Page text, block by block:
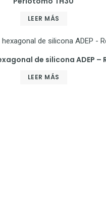
LEER MÁS
de silicona ADEP –
LEER MÁS